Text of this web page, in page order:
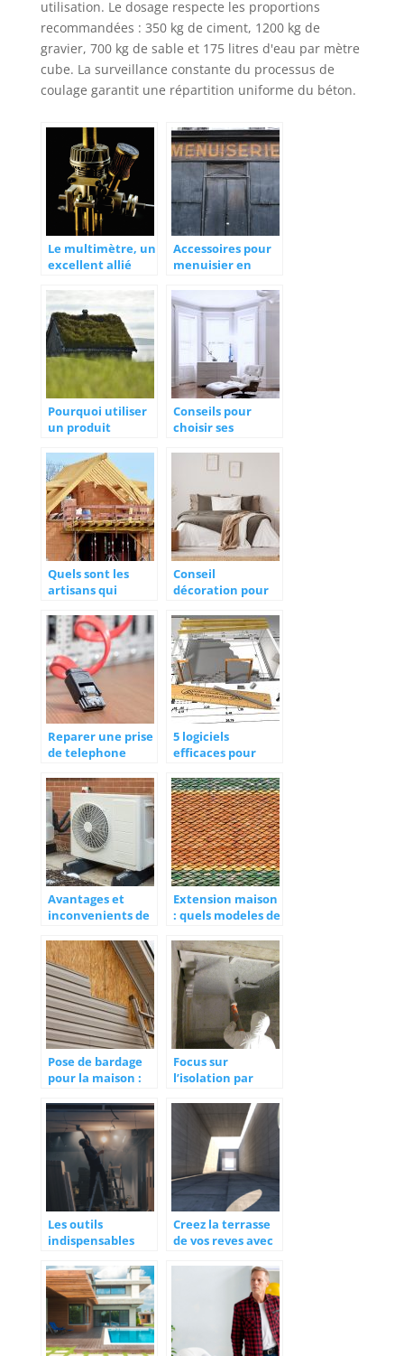
utilisation. Le dosage respecte les proportions
recommandées : 350 kg de ciment, 1200 kg de
gravier, 700 kg de sable et 175 litres d'eau par mètre
cube. La surveillance constante du processus de
coulage garantit une répartition uniforme du béton.
Le multimètre, un
excellent allié
professionnel !
Accessoires pour
menuisier en
Pourquoi utiliser
un produit
tuile ?
Conseils pour
choisir ses
le cadre d’une
construction ou
d’une rénovation
Quels sont les
artisans qui
dans des travaux
de construction
d’une maison ?
Conseil
décoration pour
d’enfant
Reparer une prise
de telephone
s’y prendre ?
5 logiciels
efficaces pour
3D ?
Avantages et
inconvenients de
chaleur
Extension maison
: quels modeles de
Pose de bardage
pour la maison :
?
Focus sur
l’isolation par
proffessionnels.
Les outils
indispensables
travaux
Creez la terrasse
de vos reves avec